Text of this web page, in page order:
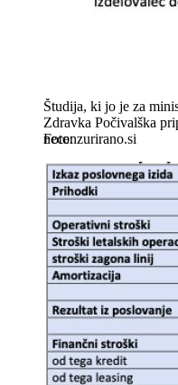
Študija, ki jo je za
Zdravka Počivalška
necenzurirano.si